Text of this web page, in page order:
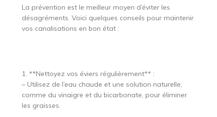
La prévention est le meilleur moyen d’éviter les
désagréments. Voici quelques conseils pour maintenir
vos canalisations en bon état :
1. **Nettoyez vos éviers régulièrement** :
– Utilisez de l’eau chaude et une solution naturelle,
comme du vinaigre et du bicarbonate, pour éliminer
les graisses.